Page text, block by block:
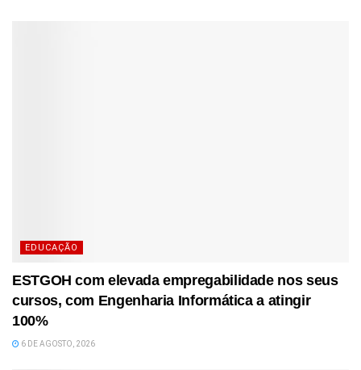
EDUCAÇÃO
ESTGOH com elevada empregabilidade nos seus
cursos, com Engenharia Informática a atingir
100%
6 DE AGOSTO, 2026